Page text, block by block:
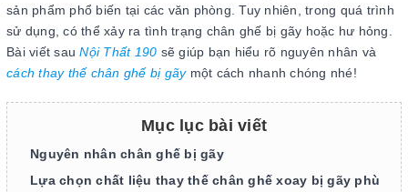
sản phẩm phổ biến tại các văn phòng. Tuy nhiên, trong quá trình
sử dụng, có thể xảy ra tình trạng chân ghế bị gãy hoặc hư hỏng.
Bài viết sauNội Thất 190 sẽ giúp bạn hiểu rõ nguyên nhân và
cách thay thế chân ghế bị gãymột cách nhanh chóng nhé!
Mục lục bài viết
Nguyên nhân chân ghế bị gãy
Lựa chọn chất liệu thay thế chân ghế xoay bị gãy phù